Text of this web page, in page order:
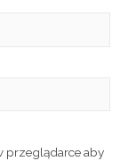
przeglądarce aby